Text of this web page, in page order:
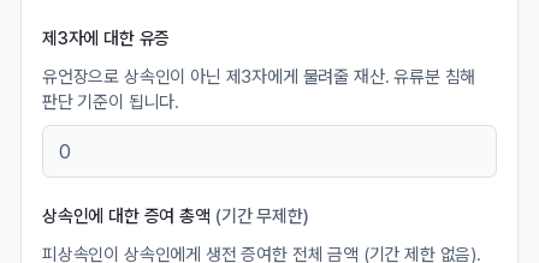
제3자에 대한 유증
유언장으로 상속인이 아닌 제3자에게 물려줄 재산. 유류분 침해
판단 기준이 됩니다.
상속인에 대한 증여 총액 (기간 무제한)
피상속인이 상속인에게 생전 증여한 전체 금액 (기간 제한 없음).